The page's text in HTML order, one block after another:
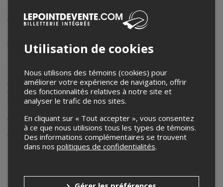
dans la nouvelle expérience multijoueur augmentée :
ARcade.
terrain 1 (plage de 30
Le jeu commence à l’heure sélectionnée. Tes amis et toi
de prévoir le temps qu’il vous faudra pour vous déplacer et
vous stationner, si vous venez en voiture. Prenez note qu’il
y a un fort achalandage au Casino du jeudi soir au samedi
Âge requis : 18 ans ou plus
Politique d’annulationetfoire aux questions
Utilisation de cookies
Nous utilisons des témoins (cookies) pour
améliorer votre expérience de navigation, offrir
des fonctionnalités relatives à notre site et
analyser le trafic de nos sites.
En cliquant sur « Tout accepter », vous consentez
à ce que nous utilisions tous les types de témoins.
Des informations complémentaires se trouvent
dans nos politiques de confidentialités.